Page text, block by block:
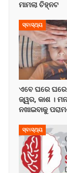
ମାମଲା ଚିହ୍ନଟ
ସ୍ବାସ୍ଥ୍ୟ
ଏବେ ଘରେ ଘରେ
ଜ୍ୱର, କାଶ ।
ନଖାଇବାକୁ
ସ୍ବାସ୍ଥ୍ୟ